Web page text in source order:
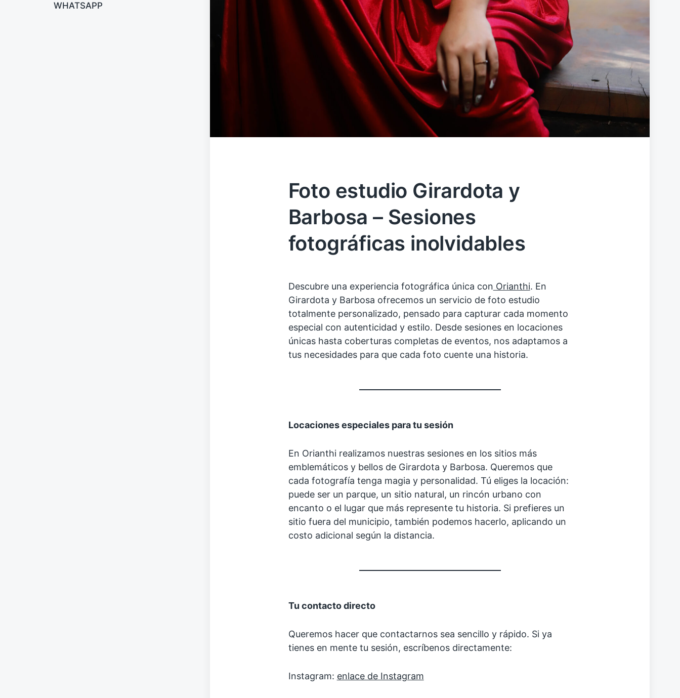
WHATSAPP
Foto estudio Girardota y
Barbosa – Sesiones
fotográficas inolvidables
Descubre una experiencia fotográfica única con Orianthi. En
Girardota y Barbosa ofrecemos un servicio de foto estudio
totalmente personalizado, pensado para capturar cada momento
especial con autenticidad y estilo. Desde sesiones en locaciones
únicas hasta coberturas completas de eventos, nos adaptamos a
tus necesidades para que cada foto cuente una historia.
Locaciones especiales para tu sesión
En Orianthi realizamos nuestras sesiones en los sitios más
emblemáticos y bellos de Girardota y Barbosa. Queremos que
cada fotografía tenga magia y personalidad. Tú eliges la locación:
puede ser un parque, un sitio natural, un rincón urbano con
encanto o el lugar que más represente tu historia. Si prefieres un
sitio fuera del municipio, también podemos hacerlo, aplicando un
costo adicional según la distancia.
Tu contacto directo
Queremos hacer que contactarnos sea sencillo y rápido. Si ya
tienes en mente tu sesión, escríbenos directamente:
Instagram: enlace de Instagram